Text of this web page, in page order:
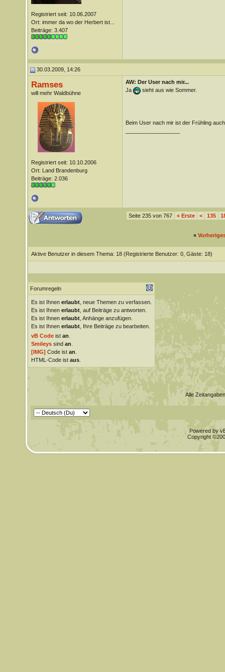
Registriert seit: 10.06.2007
Ort: immer da wo der Herbert ist...
Beiträge: 3.407
30.03.2009, 14:26
Ramses
will mehr Waldbühne
Registriert seit: 10.10.2006
Ort: Land Brandenburg
Beiträge: 2.036
AW: Der User nach mir...
Ja
sieht aus wie Sommer.
Beim User nach mir ist der Frühling
Seite 235 von 767 «Erste < 135
«
Aktive Benutzer in diesem Thema: 18 (Registrierte Benutzer: 0, Gäste: 18)
Forumregeln
Es ist Ihnen erlaubt, neue Themen zu verfassen.
Es ist Ihnen erlaubt, auf Beiträge zu antworten.
Es ist Ihnen erlaubt, Anhänge anzufügen.
Es ist Ihnen erlaubt, Ihre Beiträge zu bearbeiten.
vB Codeist an
Smileyssind an
[IMG] Code ist an
HTML-Code ist aus.
Alle
Powered by
Copyright